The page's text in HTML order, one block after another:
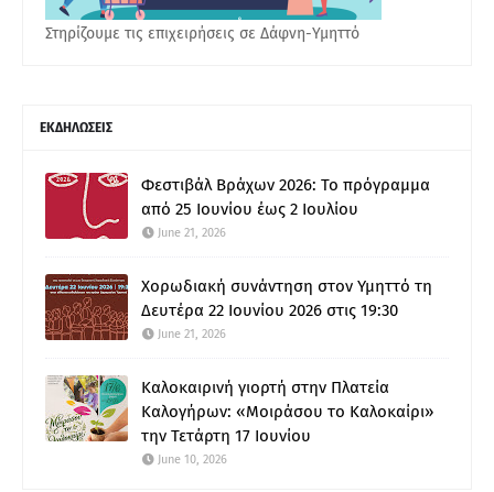
Στηρίζουμε τις επιχειρήσεις σε Δάφνη-Υμηττό
ΕΚΔΗΛΩΣΕΙΣ
Φεστιβάλ Βράχων 2026: Το πρόγραμμα
από 25 Ιουνίου έως 2 Ιουλίου
June 21, 2026
Χορωδιακή συνάντηση στον Υμηττό τη
Δευτέρα 22 Ιουνίου 2026 στις 19:30
June 21, 2026
Καλοκαιρινή γιορτή στην Πλατεία
Καλογήρων: «Μοιράσου το Καλοκαίρι»
την Τετάρτη 17 Ιουνίου
June 10, 2026